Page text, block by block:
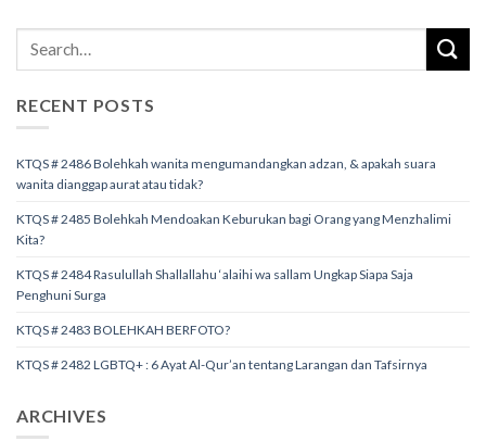
RECENT POSTS
KTQS # 2486 Bolehkah wanita mengumandangkan adzan, & apakah suara
wanita dianggap aurat atau tidak?
KTQS # 2485 Bolehkah Mendoakan Keburukan bagi Orang yang Menzhalimi
Kita?
KTQS # 2484 Rasulullah Shallallahu ‘alaihi wa sallam Ungkap Siapa Saja
Penghuni Surga
KTQS # 2483 BOLEHKAH BERFOTO?
KTQS # 2482 LGBTQ+ : 6 Ayat Al-Qur’an tentang Larangan dan Tafsirnya
ARCHIVES